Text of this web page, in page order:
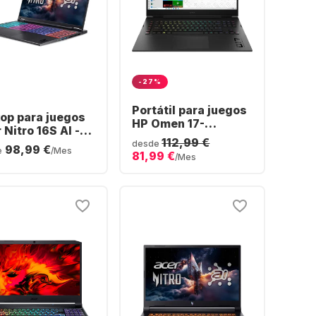
para juegos
Nitro 16S AI -
Ryzen™ 7 350 -
- 1TB SSD -
(QWERTZ)
98,99 €/Mes
-27%
Portátil para juegos
HP Omen 17-
ck1078ng - Intel®
Core™ i7-12800HX -
32 GB - SSD de 1 TB -
Alemán (QWERTZ)
desde 112,99 €
81,99 €/Mes